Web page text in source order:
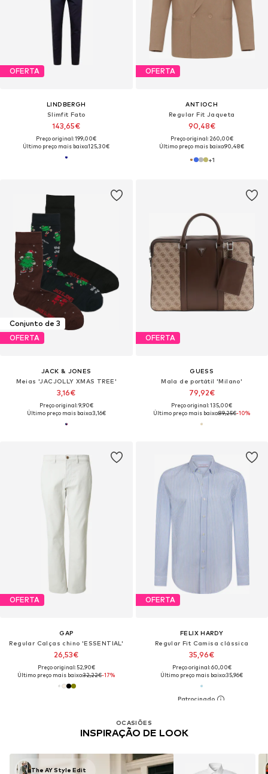
OFERTA
LINDBERGH
Slimfit Fato
143,65€
Preço original: 199,00€
Último preço mais baixo:125,30€
OFERTA
ANTIOCH
Regular Fit Jaqueta
90,48€
Preço original: 260,00€
Último preço mais baixo:90,48€
+1
Conjunto de 3
OFERTA
JACK & JONES
Meias 'JACJOLLY XMAS TREE'
3,16€
Preço original: 9,90€
Último preço mais baixo:3,16€
OFERTA
GUESS
Mala de portátil 'Milano'
79,92€
Preço original: 135,00€
Último preço mais baixo:89,25€-10%
OFERTA
GAP
Regular Calças chino 'ESSENTIAL'
26,53€
Preço original: 52,90€
Último preço mais baixo:32,22€-17%
OFERTA
FELIX HARDY
Regular Fit Camisa clássica
35,96€
Preço original: 60,00€
Último preço mais baixo:35,96€
OCASIÕES
INSPIRAÇÃO DE LOOK
The AY Style Edit